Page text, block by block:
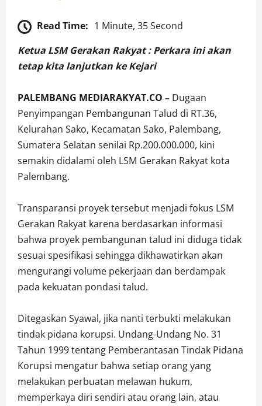
Read Time: 1 Minute, 35 Second
Ketua LSM Gerakan Rakyat : Perkara ini akan
tetap kita lanjutkan ke Kejari
PALEMBANG MEDIARAKYAT.CO – Dugaan
Penyimpangan Pembangunan Talud di RT.36,
Kelurahan Sako, Kecamatan Sako, Palembang,
Sumatera Selatan senilai Rp.200.000.000, kini
semakin didalami oleh LSM Gerakan Rakyat kota
Palembang.
Transparansi proyek tersebut menjadi fokus LSM
Gerakan Rakyat karena berdasarkan informasi
bahwa proyek pembangunan talud ini diduga tidak
sesuai spesifikasi sehingga dikhawatirkan akan
mengurangi volume pekerjaan dan berdampak
pada kekuatan pondasi talud.
Ditegaskan Syawal, jika nanti terbukti melakukan
tindak pidana korupsi. Undang-Undang No. 31
Tahun 1999 tentang Pemberantasan Tindak Pidana
Korupsi mengatur bahwa setiap orang yang
melakukan perbuatan melawan hukum,
memperkaya diri sendiri atau orang lain, atau